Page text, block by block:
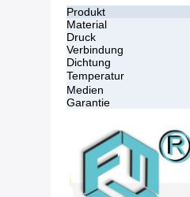
Produkt
Material
Druck
Verbindung
Dichtung
Temperatur
Medien
Garantie